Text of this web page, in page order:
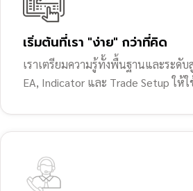
เริ่มต้นที่เรา "ง่าย" กว่าที่คิด
เราเตรียมความรู้ทั้งพื้นฐานและระดั
EA, Indicator และ Trade Setup ให้